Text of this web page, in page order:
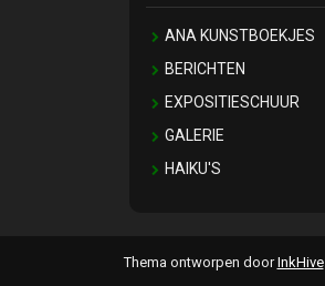
ANA KUNSTBOEKJES
BERICHTEN
EXPOSITIESCHUUR
GALERIE
HAIKU'S
Thema ontworpen doorInkHive.